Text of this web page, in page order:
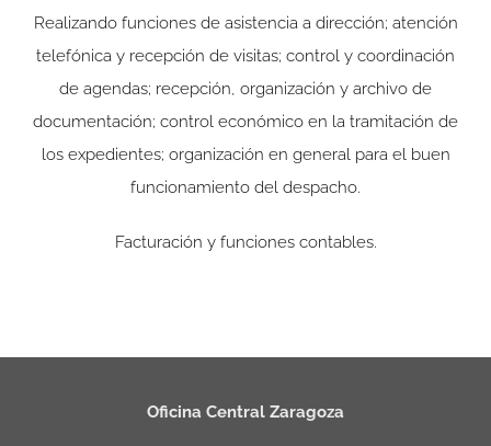
Realizando funciones de asistencia a dirección; atención
telefónica y recepción de visitas; control y coordinación
de agendas; recepción, organización y archivo de
documentación; control económico en la tramitación de
los expedientes; organización en general para el buen
funcionamiento del despacho.
Facturación y funciones contables.
Oficina Central Zaragoza